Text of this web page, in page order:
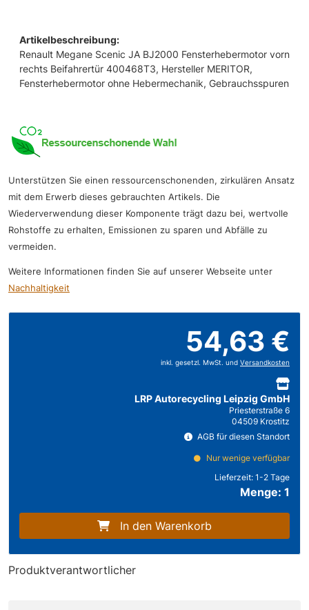
Artikelbeschreibung:
Renault Megane Scenic JA BJ2000 Fensterhebermotor vorn
rechts Beifahrertür 400468T3, Hersteller MERITOR,
Fensterhebermotor ohne Hebermechanik, Gebrauchsspuren
Unterstützen Sie einen ressourcenschonenden, zirkulären Ansatz
mit dem Erwerb dieses gebrauchten Artikels. Die
Wiederverwendung dieser Komponente trägt dazu bei, wertvolle
Rohstoffe zu erhalten, Emissionen zu sparen und Abfälle zu
vermeiden.
Weitere Informationen finden Sie auf unserer Webseite unter
Nachhaltigkeit
54,63 €
inkl. gesetzl. MwSt. und Versandkosten
LRP Autorecycling Leipzig GmbH
Priesterstraße 6
04509 Krostitz
AGB für diesen Standort
Nur wenige verfügbar
Lieferzeit: 1-2 Tage
Menge: 1
In den Warenkorb
Produktverantwortlicher